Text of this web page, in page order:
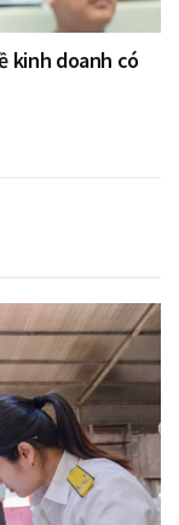
kinh doanh có